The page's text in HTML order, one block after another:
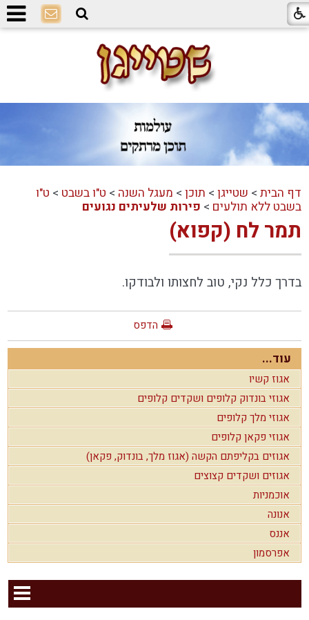
דף הבית > שטייגן > תוכן > מעגל השנה > ט"ו בשבט > ט"ו
בשבט ללא תולעים > פירות שלעיתים נגועים
תמר לח (קפוא)
בדרך כלל נקי, טוב לחצותו ולבודקו.
הדפס
עוד...
אגוז קשיו
אגוזי בונדוק קלופים ושקדים קלופים
אגוזי מלך קלופים
אגוזי פקאן קלופים
אגוזים בקליפתם הקשה (אגוז מלך, בונדוק, פקאן)
אגוזים ושקדים קצוצים
אוכמניות
אנונה
אננס
אפרסמון